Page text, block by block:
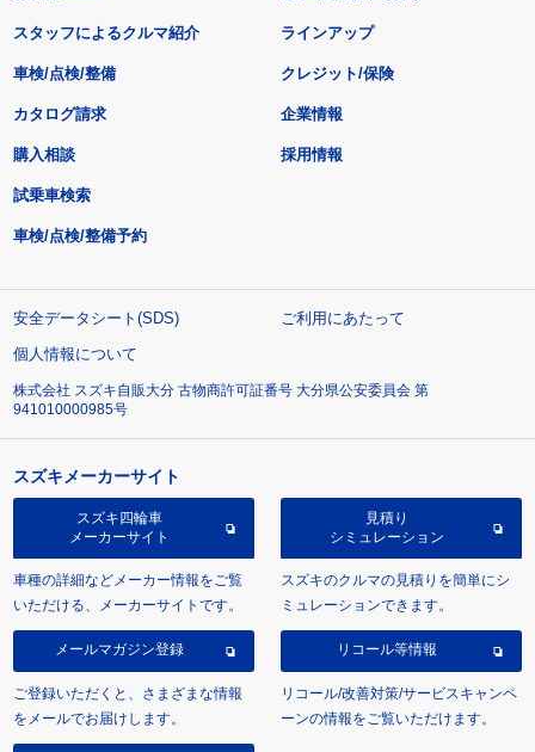
スタッフによるクルマ紹介 ラインアップ
車検/点検/整備 クレジット/保険
カタログ請求
購入相談
試乗車検索
車検/点検/整備予約
企業情報
採用情報
安全データシート(SDS)
ご利用にあたって
個人情報について
株式会社 スズキ自販大分 古物商許可証番号 大分県公安委員会 第
941010000985号
スズキメーカーサイト
スズキ四輪車
メーカーサイト
車種の詳細などメーカー情報をご覧
いただける、メーカーサイトです。
見積り
シミュレーション
スズキのクルマの見積りを簡単にシ
ミュレーションできます。
メールマガジン登録
ご登録いただくと、さまざまな情報
をメールでお届けします。
リコール等情報
リコール/改善対策/サービスキャンペ
ーンの情報をご覧いただけます。